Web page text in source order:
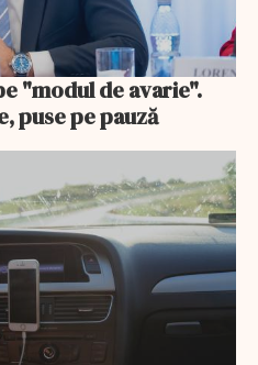
"modul de avarie".
puse pe pauză